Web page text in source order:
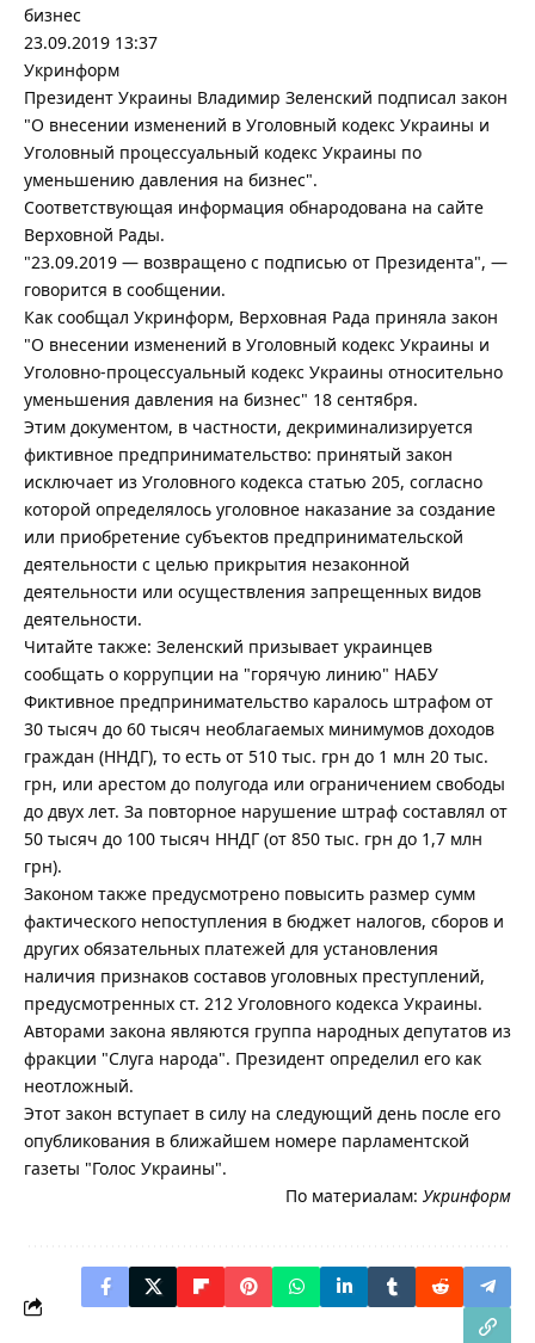
бизнес
23.09.2019 13:37
Укринформ
Президент Украины Владимир Зеленский подписал закон
"О внесении изменений в Уголовный кодекс Украины и
Уголовный процессуальный кодекс Украины по
уменьшению давления на бизнес".
Соответствующая информация обнародована на сайте
Верховной Рады.
"23.09.2019 — возвращено с подписью от Президента", —
говорится в сообщении.
Как сообщал Укринформ, Верховная Рада приняла закон
"О внесении изменений в Уголовный кодекс Украины и
Уголовно-процессуальный кодекс Украины относительно
уменьшения давления на бизнес" 18 сентября.
Этим документом, в частности, декриминализируется
фиктивное предпринимательство: принятый закон
исключает из Уголовного кодекса статью 205, согласно
которой определялось уголовное наказание за создание
или приобретение субъектов предпринимательской
деятельности с целью прикрытия незаконной
деятельности или осуществления запрещенных видов
деятельности.
Читайте также: Зеленский призывает украинцев
сообщать о коррупции на "горячую линию" НАБУ
Фиктивное предпринимательство каралось штрафом от
30 тысяч до 60 тысяч необлагаемых минимумов доходов
граждан (ННДГ), то есть от 510 тыс. грн до 1 млн 20 тыс.
грн, или арестом до полугода или ограничением свободы
до двух лет. За повторное нарушение штраф составлял от
50 тысяч до 100 тысяч ННДГ (от 850 тыс. грн до 1,7 млн
грн).
Законом также предусмотрено повысить размер сумм
фактического непоступления в бюджет налогов, сборов и
других обязательных платежей для установления
наличия признаков составов уголовных преступлений,
предусмотренных ст. 212 Уголовного кодекса Украины.
Авторами закона являются группа народных депутатов из
фракции "Слуга народа". Президент определил его как
неотложный.
Этот закон вступает в силу на следующий день после его
опубликования в ближайшем номере парламентской
газеты "Голос Украины".
По материалам: Укринформ